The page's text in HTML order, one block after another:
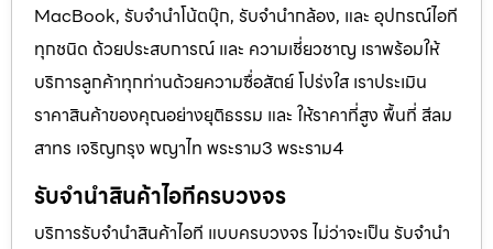
MacBook, รับจำนำโน้ตบุ๊ก, รับจำนำกล้อง, และ อุปกรณ์ไอที
ทุกชนิด ด้วยประสบการณ์ และ ความเชี่ยวชาญ เราพร้อมให้
บริการลูกค้าทุกท่านด้วยความซื่อสัตย์ โปร่งใส เราประเมิน
ราคาสินค้าของคุณอย่างยุติธรรม และ ให้ราคาที่สูง พื้นที่ สีลม
สาทร เจริญกรุง พญาไท พระราม3 พระราม4
รับจำนำสินค้าไอทีครบวงจร
บริการรับจำนำสินค้าไอที แบบครบวงจร ไม่ว่าจะเป็น รับจำนำ